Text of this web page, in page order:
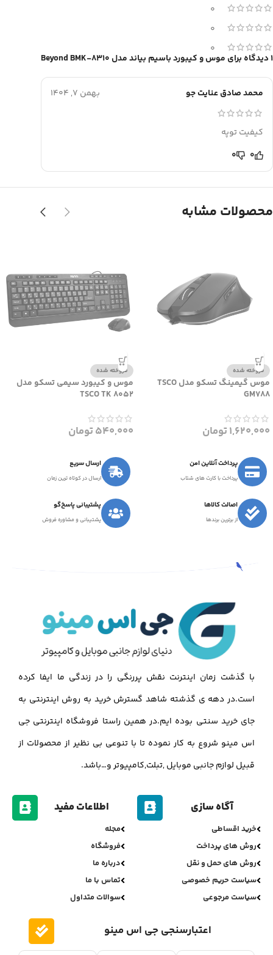
0
0
0
1 دیدگاه برای موس و کیبورد باسیم بیاند مدل Beyond BMK-8310
محمد صادق عنایت جو بهمن 7, 1404
کیفیت توپه
0
0
محصولات مشابه
فروخته شده
موس گیمینگ تسکو مدل TSCO
GM788
1,620,000تومان
فروخته شده
موس و کیبورد سیمی تسکو مدل
TSCO TK 8052
540,000تومان
پرداخت آنلاین امن
پرداخت با کارت های شتاب
ارسال سریع
ارسال در کوتاه ترین زمان
اصالت کالاها
از برترین برندها
پشتیبانی پاسخ‌گو
پشتیبانی و مشاوره فروش
با گذشت زمان اینترنت نقش پررنگی را در زندگی ما ایفا کرده
است.در دهه ی گذشته شاهد گسترش خرید به روش اینترنتی به
جای خرید سنتی بوده ایم.در همین راستا فروشگاه اینترنتی جی
اس مینو شروع به کار نموده تا با تنوعی بی نظیر از محصولات از
قبیل لوازم جانبی موبایل ,تبلت,کامپیوتر و…باشد.
آگاه سازی
خرید اقساطی
روش های پرداخت
روش های حمل و نقل
سیاست حریم خصوصی
سیاست مرجوعی
اطلاعات مفید
مجله
فروشگاه
درباره ما
تماس با ما
سوالات متداول
اعتبارسنجی جی اس مینو